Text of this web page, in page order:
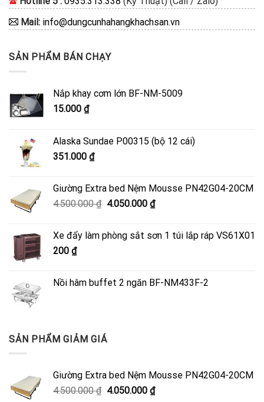
Mail: info@dungcunhahangkhachsan.vn
SẢN PHẨM BÁN CHẠY
Nắp khay cơm lớn BF-NM-5009
15.000 ₫
Alaska Sundae P00315 (bộ 12 cái)
351.000 ₫
Giường Extra bed Nệm Mousse PN42G04-20CM
4.500.000₫ Giá
4.500.000 ₫.
4.050.000 ₫Giá
là:
Xe đẩy làm phòng sắt sơn 1 túi lắp ráp VS61X01
200 ₫
Nồi hâm buffet 2 ngăn BF-NM433F-2
SẢN PHẨM GIẢM GIÁ
Giường Extra bed Nệm Mousse PN42G04-20CM
4.500.000₫ Giá
4.050.000 ₫Giá